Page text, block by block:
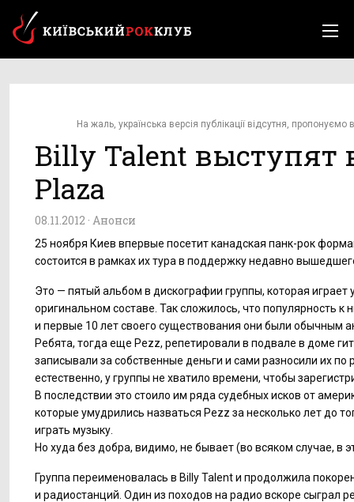
На жаль, українська версія публікації відсутня, пропонуємо
Billy Talent выступят
Plaza
08.11.2012 · Анонси
25 ноября Киев впервые посетит канадская панк-рок
состоится в рамках их тура в поддержку недавно
Это — пятый альбом в дискографии группы, которая играет
оригинальном составе. Так сложилось, что популярность к
и первые 10 лет своего существования они были обычным
Ребята, тогда еще Pezz, репетировали в подвале в доме
записывали за собственные деньги и сами разносили их
естественно, у группы не хватило времени, чтобы
В последствии это стоило им ряда судебных исков от
которые умудрились назваться Pezz за несколько лет до
играть музыку.
Но худа без добра, видимо, не бывает (во всяком случае, в
Группа переименовалась в Billy Talent и продолжила
и радиостанций. Один из походов на радио вскоре